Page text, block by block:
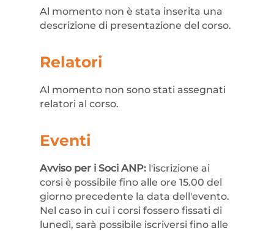
Abbonati ai servizi
Al momento non è stata inserita una
descrizione di presentazione del corso.
Relatori
Al momento non sono stati assegnati
relatori al corso.
Eventi
Avviso per i Soci ANP: l'iscrizione ai
corsi è possibile fino alle ore 15.00 del
giorno precedente la data dell'evento.
Nel caso in cui i corsi fossero fissati di
lunedì, sarà possibile iscriversi fino alle